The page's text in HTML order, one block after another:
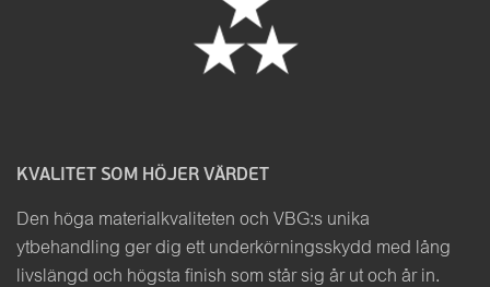
KVALITET SOM HÖJER VÄRDET
Den höga materialkvaliteten och VBG:s unika
ytbehandling ger dig ett underkörningsskydd med lång
livslängd och högsta finish som står sig år ut och år in.